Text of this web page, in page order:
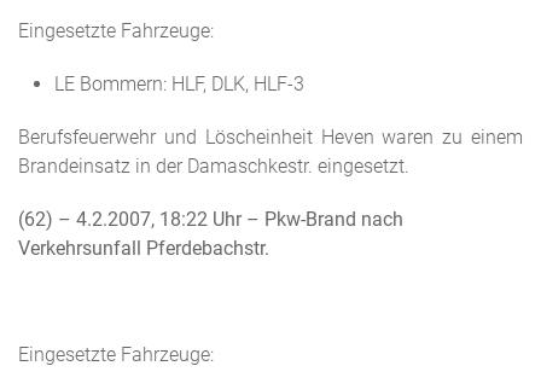
Eingesetzte Fahrzeuge:
LE Bommern: HLF, DLK, HLF-3
Berufsfeuerwehr und Löscheinheit Heven waren zu einem
Brandeinsatz in der Damaschkestr. eingesetzt.
(62) – 4.2.2007, 18:22 Uhr – Pkw-Brand nach
Verkehrsunfall Pferdebachstr.
Eingesetzte Fahrzeuge: